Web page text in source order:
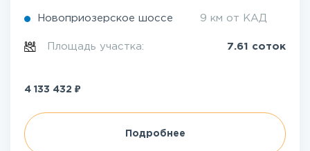
Новоприозерское шоссе 9 км от КАД
Площадь участка: 7.61 соток
4 133 432 ₽
Подробнее